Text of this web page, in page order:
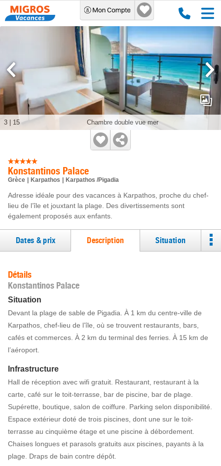
Konstantinos Palace
Grèce Karpathos Karpathos /Pigadia
Adresse idéale pour des vacances à Karpathos, proche du chef-
lieu de l’île et jouxtant la plage. Des divertissements sont
également proposés aux enfants.
Chambre double vue mer
3 15
Dates & prix Description Situation
Détails
Konstantinos Palace
Situation
Devant la plage de sable de Pigadia. À 1 km du centre-ville de
Karpathos, chef-lieu de l’île, où se trouvent restaurants, bars,
cafés et commerces. À 2 km du terminal des ferries. À 15 km de
l’aéroport.
Infrastructure
Hall de réception avec wifi gratuit. Restaurant, restaurant à la
carte, café sur le toit-terrasse, bar de piscine, bar de plage.
Supérette, boutique, salon de coiffure. Parking selon disponibilité.
Espace extérieur doté de trois piscines, dont une sur le toit-
terrasse au cinquième étage et une piscine à débordement.
Chaises longues et parasols gratuits aux piscines, payants à la
plage. Draps de bain contre dépôt.